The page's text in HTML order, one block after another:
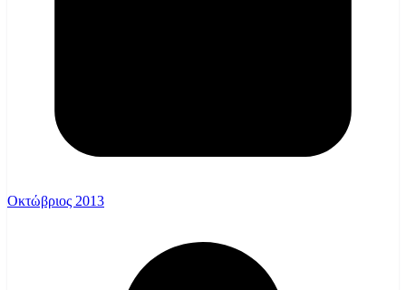
Οκτώβριος 2013